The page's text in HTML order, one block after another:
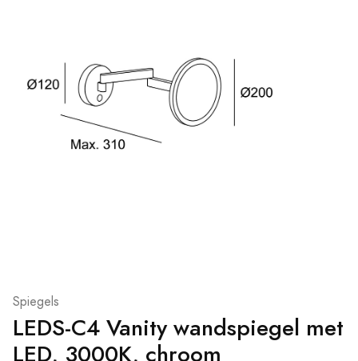
Spiegels
LEDS-C4 Vanity wandspiegel met
LED, 3000K, chroom